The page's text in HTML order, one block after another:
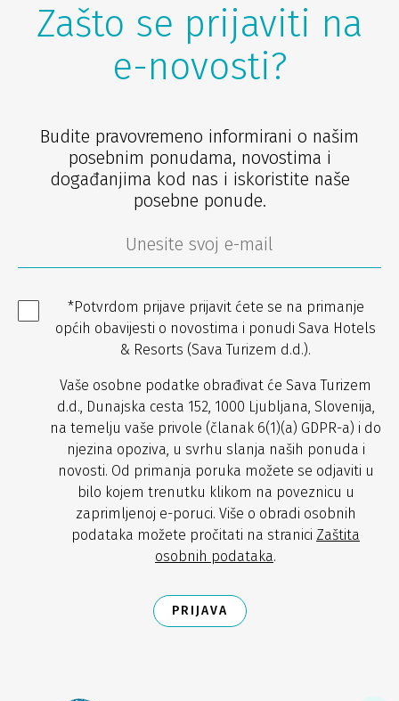
Zašto se prijaviti na
e-novosti?
Budite pravovremeno informirani o našim
posebnim ponudama, novostima i
događanjima kod nas i iskoristite naše
posebne ponude.
*Potvrdom prijave prijavit ćete se na primanje
općih obavijesti o novostima i ponudi Sava Hotels
& Resorts (Sava Turizem d.d.).
Vaše osobne podatke obrađivat će Sava Turizem
d.d., Dunajska cesta 152, 1000 Ljubljana, Slovenija,
na temelju vaše privole (članak 6(1)(a) GDPR-a) i do
njezina opoziva, u svrhu slanja naših ponuda i
novosti. Od primanja poruka možete se odjaviti u
bilo kojem trenutku klikom na poveznicu u
zaprimljenoj e-poruci. Više o obradi osobnih
podataka možete pročitati na stranici Zaštita
osobnih podataka.
PRIJAVA